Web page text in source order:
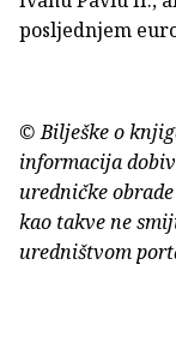
posljednjem
© Bilješke o
informacija
uredničke
kao takve ne
uredništvom